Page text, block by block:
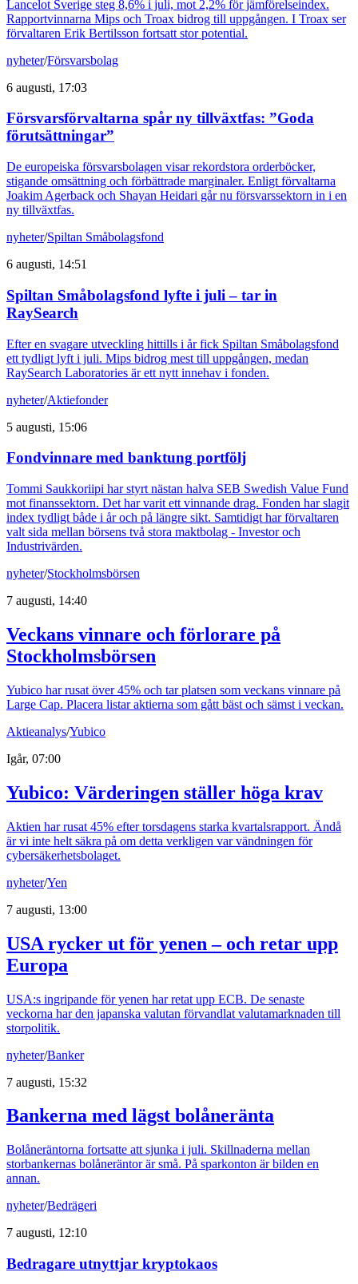
Lancelot Sverige steg 8,6% i juli, mot 2,2% för jämförelseindex.
Rapportvinnarna Mips och Troax bidrog till uppgången. I Troax ser
förvaltaren Erik Bertilsson fortsatt stor potential.
nyheter/Försvarsbolag
6 augusti, 17:03
Försvarsförvaltarna spår ny tillväxtfas: ”Goda
förutsättningar”
De europeiska försvarsbolagen visar rekordstora orderböcker,
stigande omsättning och förbättrade marginaler. Enligt förvaltarna
Joakim Agerback och Shayan Heidari går nu försvarssektorn in i en
ny tillväxtfas.
nyheter/Spiltan Småbolagsfond
6 augusti, 14:51
Spiltan Småbolagsfond lyfte i juli – tar in
RaySearch
Efter en svagare utveckling hittills i år fick Spiltan Småbolagsfond
ett tydligt lyft i juli. Mips bidrog mest till uppgången, medan
RaySearch Laboratories är ett nytt innehav i fonden.
nyheter/Aktiefonder
5 augusti, 15:06
Fondvinnare med banktung portfölj
Tommi Saukkoriipi har styrt nästan halva SEB Swedish Value Fund
mot finanssektorn. Det har varit ett vinnande drag. Fonden har slagit
index tydligt både i år och på längre sikt. Samtidigt har förvaltaren
valt sida mellan börsens två stora maktbolag - Investor och
Industrivärden.
nyheter/Stockholmsbörsen
7 augusti, 14:40
Veckans vinnare och förlorare på
Stockholmsbörsen
Yubico har rusat över 45% och tar platsen som veckans vinnare på
Large Cap. Placera listar aktierna som gått bäst och sämst i veckan.
Aktieanalys/Yubico
Igår, 07:00
Yubico: Värderingen ställer höga krav
Aktien har rusat 45% efter torsdagens starka kvartalsrapport. Ändå
är vi inte helt säkra på om detta verkligen var vändningen för
cybersäkerhetsbolaget.
nyheter/Yen
7 augusti, 13:00
USA rycker ut för yenen – och retar upp
Europa
USA:s ingripande för yenen har retat upp ECB. De senaste
veckorna har den japanska valutan förvandlat valutamarknaden till
storpolitik.
nyheter/Banker
7 augusti, 15:32
Bankerna med lägst bolåneränta
Bolåneräntorna fortsatte att sjunka i juli. Skillnaderna mellan
storbankernas bolåneräntor är små. På sparkonton är bilden en
annan.
nyheter/Bedrägeri
7 augusti, 12:10
Bedragare utnyttjar kryptokaos